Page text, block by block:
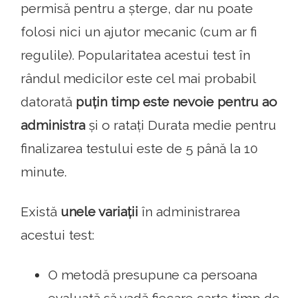
permisă pentru a șterge, dar nu poate
folosi nici un ajutor mecanic (cum ar fi
regulile). Popularitatea acestui test în
rândul medicilor este cel mai probabil
datorată puțin timp este nevoie pentru ao
administra și o ratați Durata medie pentru
finalizarea testului este de 5 până la 10
minute.
Există unele variații în administrarea
acestui test:
O metodă presupune ca persoana